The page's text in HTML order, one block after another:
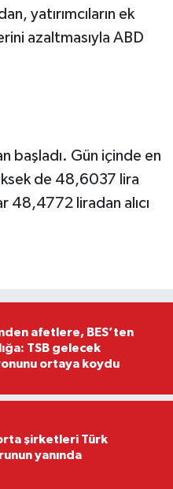
yatırımcıların ek
azaltmasıyla ABD
başladı. Gün içinde en
de 48,6037 lira
48,4772 liradan alıcı
afetlere, BES’ten
TSB gelecek
ortaya koydu
şirketleri Türk
yanında